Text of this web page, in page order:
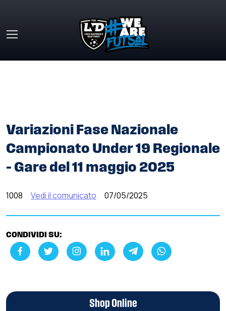
Variazioni Fase Nazionale
Campionato Under 19 Regionale
– Gare del 11 maggio 2025
1008 Vedi il comunicato 07/05/2025
CONDIVIDI SU:
Shop Online